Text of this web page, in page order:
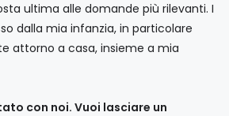
ultima alle domande più rilevanti. I
dalla mia infanzia, in particolare
attorno a casa, insieme a mia
con noi. Vuoi lasciare un